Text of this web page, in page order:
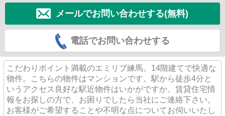
メールでお問い合わせする(無料)
電話でお問い合わせする
こだわりポイント満載のエミリブ練馬。14階建てで快適な
物件。こちらの物件はマンションです。駅から徒歩4分と
いうアクセス良好な駅近物件はいかがですか。賃貸住宅情
報をお探しの方で、お困りでしたら当社にご連絡下さい。
お客様がご希望することや不明な点についてお伺いいたし